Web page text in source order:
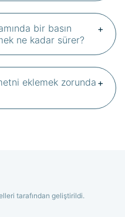
bir basın
ne kadar sürer?
eklemek zorunda
tarafından geliştirildi.